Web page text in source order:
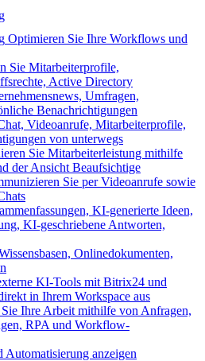
Optimieren Sie Ihre Workflows und
Sie Mitarbeiterprofile,
Active Directory
Umfragen,
Benachrichtigungen
Videoanrufe, Mitarbeiterprofile,
von unterwegs
Sie Mitarbeiterleistung mithilfe
der Ansicht Beaufsichtige
Sie per Videoanrufe sowie
KI-generierte Ideen,
KI-geschriebene Antworten,
Onlinedokumenten,
KI-Tools mit Bitrix24 und
in Ihrem Workspace aus
Ihre Arbeit mithilfe von Anfragen,
RPA und Workflow-
anzeigen